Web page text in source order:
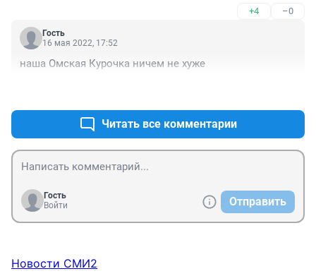
+4 –0
Гость
16 мая 2022, 17:52
наша Омская Курочка ничем не хуже
Читать все комментарии
Гость
Войти
Отправить
Новости СМИ2